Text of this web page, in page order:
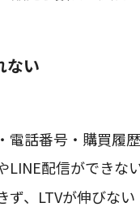
ない
電話番号・購買履
LINE配信ができな
ず、LTVが伸びない